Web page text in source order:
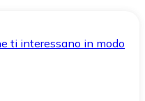
ti interessano in modo